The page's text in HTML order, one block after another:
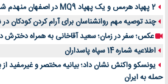
2 پهپاد هرمس و یک پهپاد MQ9 در اصفهان منهدم شد
چند توصیه مهم روانشناسان برای آرام کردن کودکان
عکس؛ سفر در زمان؛ سعید آقاخانی به همراه دخترش
اطلاعیه شماره 14 سپاه پاسداران
یونسکو واکنش نشان داد؛ بیانیه مختصر و غیرمفید از
حمله به ایران